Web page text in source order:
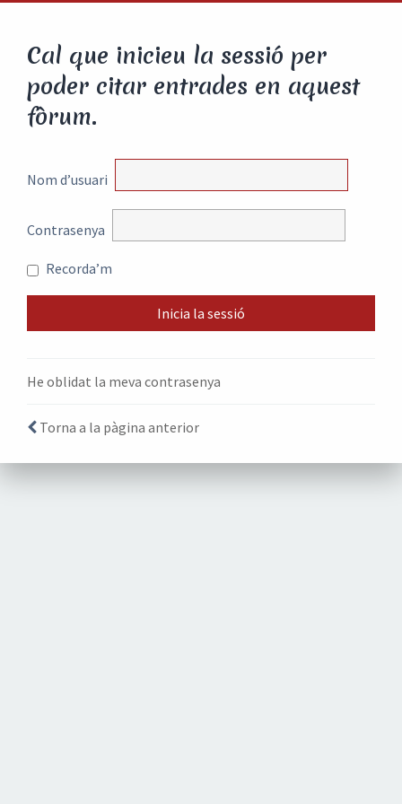
Cal que inicieu la sessió per
poder citar entrades en aquest
fòrum.
Nom d’usuari
Contrasenya
Recorda’m
He oblidat la meva contrasenya
Torna a la pàgina anterior